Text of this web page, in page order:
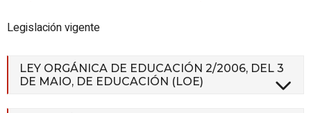
Legislación vigente
LEY ORGÁNICA DE EDUCACIÓN 2/2006, DEL 3
DE MAIO, DE EDUCACIÓN (LOE)